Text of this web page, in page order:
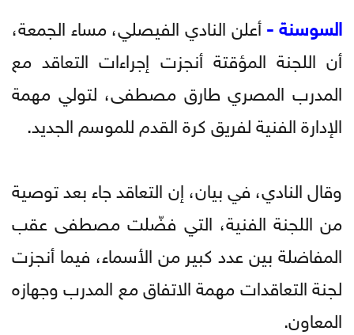
السوسنة -أعلن النادي الفيصلي، مساء الجمعة،
أن اللجنة المؤقتة أنجزت إجراءات التعاقد مع
المدرب المصري طارق مصطفى، لتولي مهمة
الإدارة الفنية لفريق كرة القدم للموسم الجديد.
وقال النادي، في بيان، إن التعاقد جاء بعد توصية
من اللجنة الفنية، التي فضّلت مصطفى عقب
المفاضلة بين عدد كبير من الأسماء، فيما أنجزت
لجنة التعاقدات مهمة الاتفاق مع المدرب وجهازه
المعاون.